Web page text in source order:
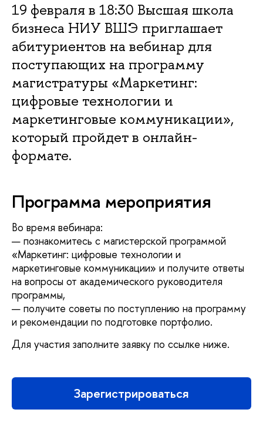
19 февраля в 18:30 Высшая школа
бизнеса НИУ ВШЭ приглашает
абитуриентов на вебинар для
поступающих на программу
магистратуры «Маркетинг:
цифровые технологии и
маркетинговые коммуникации»,
который пройдет в онлайн-
формате.
Программа мероприятия
Во время вебинара:
— познакомитесь с магистерской программой
«Маркетинг: цифровые технологии и
маркетинговые коммуникации» и получите ответы
на вопросы от академического руководителя
программы,
— получите советы по поступлению на программу
и рекомендации по подготовке портфолио.
Для участия заполните заявку по ссылке ниже.
Зарегистрироваться